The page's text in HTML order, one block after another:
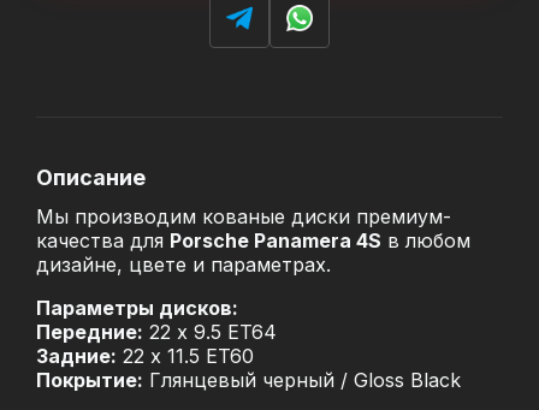
Описание
Мы производим кованые диски премиум-
качества для Porsche Panamera 4S в любом
дизайне, цвете и параметрах.
Параметры дисков:
Передние: 22 x 9.5 ET64
Задние: 22 x 11.5 ET60
Покрытие: Глянцевый черный / Gloss Black